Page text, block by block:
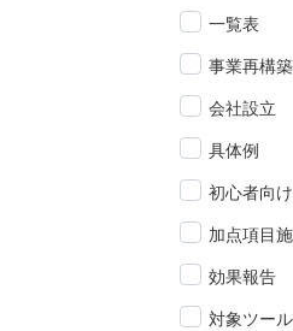
一覧表
事業再構
会社設立
具体例
初心者向け
加点項目
効果報告
対象ツール